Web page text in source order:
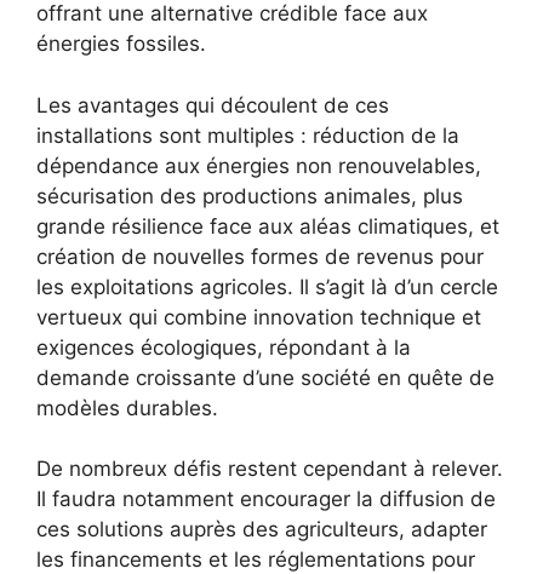
offrant une alternative crédible face aux
énergies fossiles.
Les avantages qui découlent de ces
installations sont multiples : réduction de la
dépendance aux énergies non renouvelables,
sécurisation des productions animales, plus
grande résilience face aux aléas climatiques, et
création de nouvelles formes de revenus pour
les exploitations agricoles. Il s’agit là d’un cercle
vertueux qui combine innovation technique et
exigences écologiques, répondant à la
demande croissante d’une société en quête de
modèles durables.
De nombreux défis restent cependant à relever.
Il faudra notamment encourager la diffusion de
ces solutions auprès des agriculteurs, adapter
les financements et les réglementations pour